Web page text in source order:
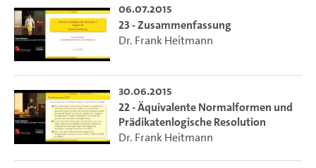
06.07.2015
23 - Zusammenfassung
Dr. Frank Heitmann
30.06.2015
22 - Äquivalente Normalformen und
Prädikatenlogische Resolution
Dr. Frank Heitmann